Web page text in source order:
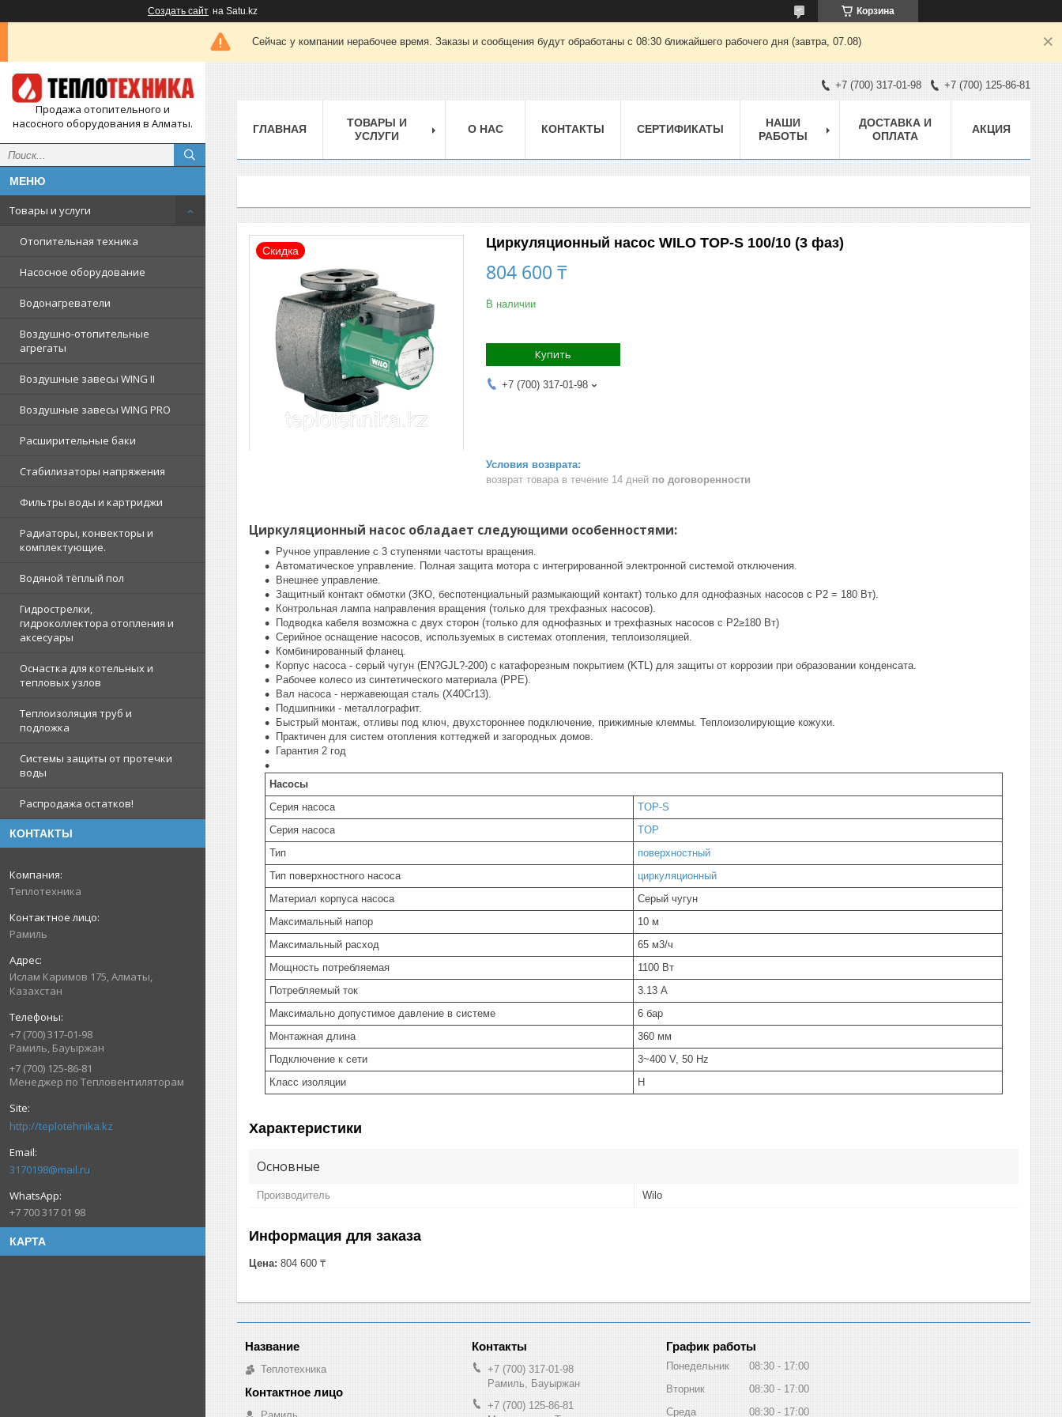
Создать сайт на Satu.kz Корзина
Сейчас у компании нерабочее время. Заказы и сообщения будут обработаны с 08:30 ближайшего рабочего дня (завтра, 07.08)
Продажа отопительного и
насосного оборудования в Алматы.
Товары и услуги
Отопительная техника
Насосное оборудование
Водонагреватели
Воздушно-отопительные
агрегаты
Воздушные завесы WING II
Воздушные завесы WING PRO
Расширительные баки
Стабилизаторы напряжения
Фильтры воды и картриджи
Радиаторы, конвекторы и
комплектующие.
Водяной тёплый пол
Гидрострелки,
гидроколлектора отопления и
аксесуары
Оснастка для котельных и
тепловых узлов
Теплоизоляция труб и
подложка
Системы защиты от протечки
воды
Распродажа остатков!
КОНТАКТЫ
Теплотехника
Рамиль
Ислам Каримов 175, Алматы,
Казахстан
+7 (700) 317-01-98
Рамиль, Бауыржан
+7 (700) 125-86-81
Менеджер по Тепловентиляторам
http://teplotehnika.kz
3170198@mail.ru
+7 700 317 01 98
КАРТА
+7 (700) 317-01-98 +7 (700) 125-86-81
ГЛАВНАЯ
ТОВАРЫ И
УСЛУГИ
О НАС КОНТАКТЫ СЕРТИФИКАТЫ
НАШИ
РАБОТЫ
ДОСТАВКА И
ОПЛАТА
АКЦИЯ
Скидка Циркуляционный насос WILO TOP-S 100/10 (3 фаз)
804 600 ₸
В наличии
Купить
+7 (700) 317-01-98
возврат товара в течение 14 дней по договоренности
Циркуляционный насос обладает следующими особенностями:
Ручное управление с 3 ступенями частоты вращения.
Автоматическое управление. Полная защита мотора с интегрированной электронной системой отключения.
Внешнее управление.
Защитный контакт обмотки (ЗКО, беспотенциальный размыкающий контакт) только для однофазных насосов с P2 = 180 Вт).
Контрольная лампа направления вращения (только для трехфазных насосов).
Подводка кабеля возможна с двух сторон (только для однофазных и трехфазных насосов с P2≥180 Вт)
Серийное оснащение насосов, используемых в системах отопления, теплоизоляцией.
Комбинированный фланец.
Корпус насоса - серый чугун (EN?GJL?-200) с катафорезным покрытием (KTL) для защиты от коррозии при образовании конденсата.
Рабочее колесо из синтетического материала (PPE).
Вал насоса - нержавеющая сталь (X40Cr13).
Подшипники - металлографит.
Быстрый монтаж, отливы под ключ, двухстороннее подключение, прижимные клеммы. Теплоизолирующие кожухи.
Практичен для систем отопления коттеджей и загородных домов.
Гарантия 2 год
Насосы
Серия насоса
TOP-S
Серия насоса
TOP
Тип
поверхностный
Тип поверхностного насоса
циркуляционный
Материал корпуса насоса
Серый чугун
Максимальный напор
10 м
Максимальный расход
65 м3/ч
Мощность потребляемая
1100 Вт
Потребляемый ток
3.13 А
Максимально допустимое давление в системе
6 бар
Монтажная длина
360 мм
Подключение к сети
3~400 V, 50 Hz
Класс изоляции
H
Характеристики
Основные
Производитель Wilo
Информация для заказа
Цена: 804 600 ₸
Теплотехника
+7 (700) 317-01-98
Рамиль, Бауыржан
+7 (700) 125-86-81
График работы
Понедельник 08:30
17:00
Вторник
08:30
17:00
Среда
08:30 17:00